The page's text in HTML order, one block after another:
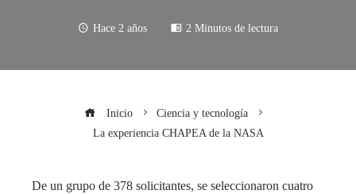
Hace 2 años 2 Minutos de lectura
Inicio
Ciencia y tecnología
La experiencia CHAPEA de la NASA
De un grupo de 378 solicitantes, se seleccionaron cuatro